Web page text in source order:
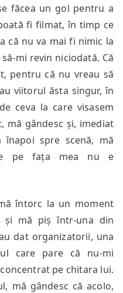
făcea un gol pentru a
fi filmat, în timp ce
că nu va mai fi nimic la
mi revin niciodată. Că
pentru că nu vreau să
viitorul ăsta singur, în
ceva la care visasem
mă gândesc și, imediat
spre scenă, mă
pe fața mea nu e
întorc la un moment
și mă piș într-una din
dat organizatorii, una
care pare că nu-mi
pe chitara lui.
mă gândesc că acolo,